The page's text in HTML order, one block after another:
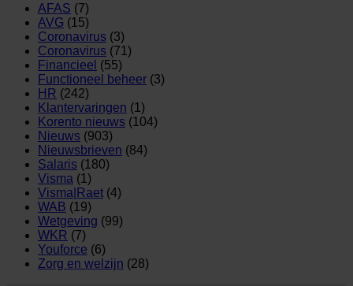
AFAS (7)
AVG (15)
Coronavirus (3)
Coronavirus (71)
Financieel (55)
Functioneel beheer (3)
HR (242)
Klantervaringen (1)
Korento nieuws (104)
Nieuws (903)
Nieuwsbrieven (84)
Salaris (180)
Visma (1)
Visma|Raet (4)
WAB (19)
Wetgeving (99)
WKR (7)
Youforce (6)
Zorg en welzijn (28)